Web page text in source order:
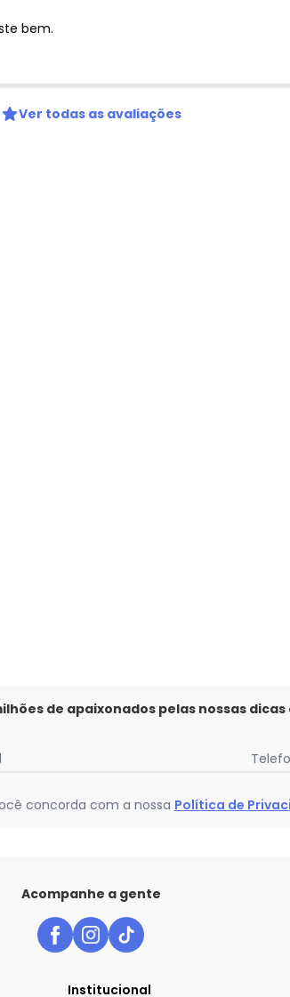
bem.
Ver todas as avaliações
Size Vermelho
- Regata Feminina Plus Size Vermelho
de apaixonados pelas nossas
concorda com a nossa Política de
Acompanhe a gente
Institucional